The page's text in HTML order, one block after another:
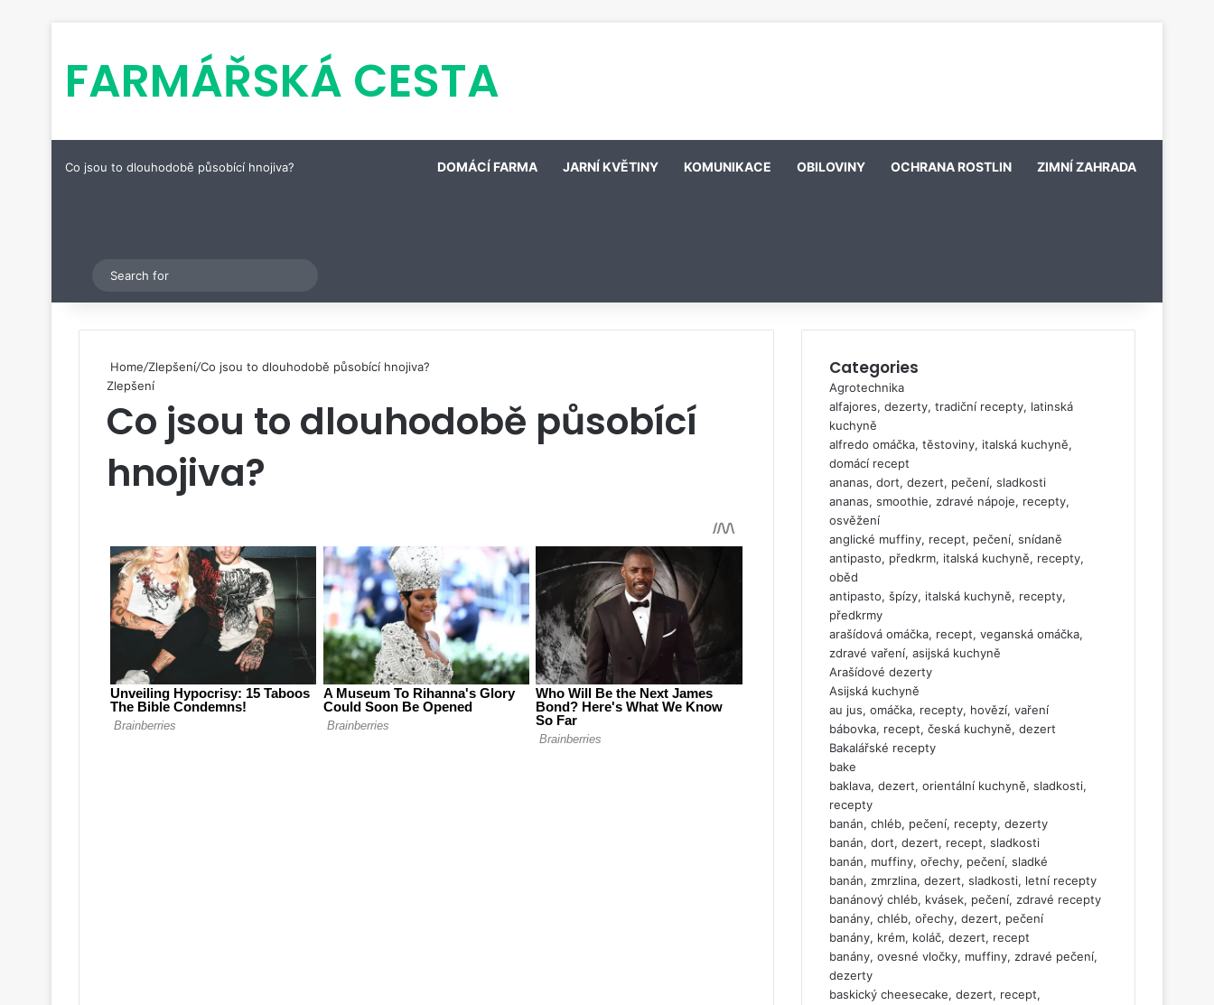
FARMÁŘSKÁ CESTA
Co jsou to dlouhodobě působící hnojiva? DOMÁCÍ FARMA JARNÍ KVĚTINY KOMUNIKACE OBILOVINY OCHRANA ROSTLIN ZIMNÍ ZAHRADA
Switch skin
for
Home/Zlepšení/Co jsou to dlouhodobě působící hnojiva?
Zlepšení
Co jsou to dlouhodobě působící
hnojiva?
Categories
Agrotechnika
alfajores, dezerty, tradiční recepty, latinská
kuchyně
alfredo omáčka, těstoviny, italská kuchyně,
domácí recept
ananas, dort, dezert, pečení, sladkosti
ananas, smoothie, zdravé nápoje, recepty,
osvěžení
anglické muffiny, recept, pečení, snídaně
antipasto, předkrm, italská kuchyně, recepty,
oběd
antipasto, špízy, italská kuchyně, recepty,
předkrmy
arašídová omáčka, recept, veganská omáčka,
zdravé vaření, asijská kuchyně
Arašídové dezerty
Asijská kuchyně
au jus, omáčka, recepty, hovězí, vaření
bábovka, recept, česká kuchyně, dezert
Bakalářské recepty
bake
baklava, dezert, orientální kuchyně, sladkosti,
recepty
banán, chléb, pečení, recepty, dezerty
banán, dort, dezert, recept, sladkosti
banán, muffiny, ořechy, pečení, sladké
banán, zmrzlina, dezert, sladkosti, letní recepty
banánový chléb, kvásek, pečení, zdravé recepty
banány, chléb, ořechy, dezert, pečení
banány, krém, koláč, dezert, recept
banány, ovesné vločky, muffiny, zdravé pečení,
dezerty
baskický cheesecake, dezert, recept,